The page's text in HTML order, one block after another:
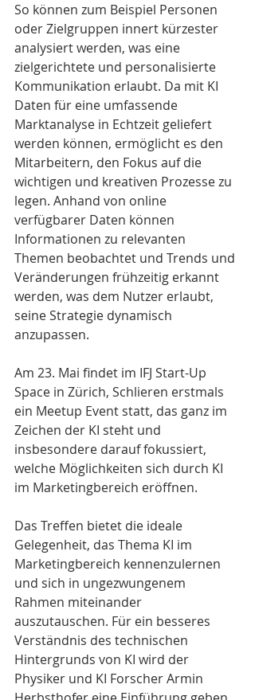
So können zum Beispiel Personen
oder Zielgruppen innert kürzester
analysiert werden, was eine
zielgerichtete und personalisierte
Kommunikation erlaubt. Da mit KI
Daten für eine umfassende
Marktanalyse in Echtzeit geliefert
werden können, ermöglicht es den
Mitarbeitern, den Fokus auf die
wichtigen und kreativen Prozesse zu
legen. Anhand von online
verfügbarer Daten können
Informationen zu relevanten
Themen beobachtet und Trends und
Veränderungen frühzeitig erkannt
werden, was dem Nutzer erlaubt,
seine Strategie dynamisch
anzupassen.
Am 23. Mai findet im IFJ Start-Up
Space in Zürich, Schlieren erstmals
ein Meetup Event statt, das ganz im
Zeichen der KI steht und
insbesondere darauf fokussiert,
welche Möglichkeiten sich durch KI
im Marketingbereich eröffnen.
Das Treffen bietet die ideale
Gelegenheit, das Thema KI im
Marketingbereich kennenzulernen
und sich in ungezwungenem
Rahmen miteinander
auszutauschen. Für ein besseres
Verständnis des technischen
Hintergrunds von KI wird der
Physiker und KI Forscher Armin